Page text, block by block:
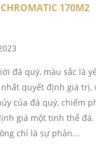
170M2
đá quý, màu sắc là
quyết định giá trị,
của đá quý, chiếm
giá một tinh thể đá.
chỉ là sự phản...